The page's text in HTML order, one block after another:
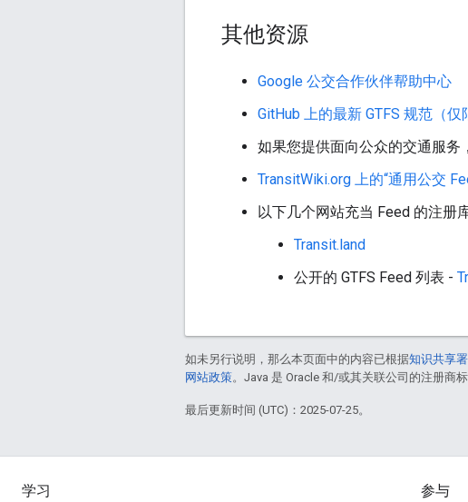
其他资源
Google 公交合作伙伴帮助中心
GitHub 上的最新 GTFS 规范（仅
如果您提供面向公众的交通服务
TransitWiki.org 上的“通用公交
以下几个网站充当 Feed 的注册
Transit.land
公开的 GTFS Feed 列表 -
如未另行说明，那么本页面中的内容已根据知识共享
网站政策。Java 是 Oracle 和/或其关联公司的注册商标
最后更新时间 (UTC)：2025-07-25。
学习 参与